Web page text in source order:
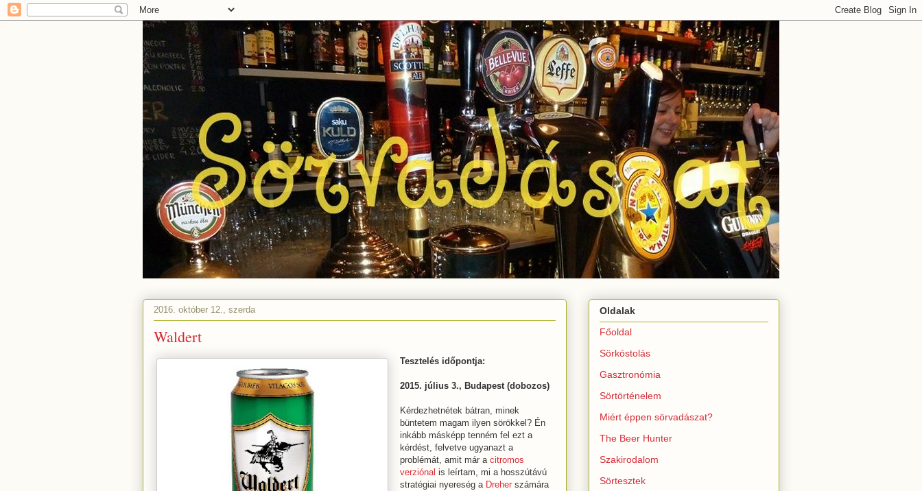
2016. október 12., szerda
Waldert
Tesztelés időpontja:
2015. július 3., Budapest (dobozos)
Kérdezhetnétek bátran, minek
büntetem magam ilyen sörökkel? Én
inkább másképp tenném fel ezt a
kérdést, felvetve ugyanazt a
problémát, amit már a citromos
verziónal is leírtam, mi a hosszútávú
stratégiai nyereség a Dreher számára
Oldalak
Főoldal
Sörkóstolás
Gasztronómia
Sörtörténelem
Miért éppen sörvadászat?
The Beer Hunter
Szakirodalom
Sörtesztek